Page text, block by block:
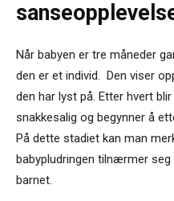
Når babyen er tre måneder
den er et individ. Den viser
den har lyst på. Etter hvert
snakkesalig og begynner å
På dette stadiet kan man
babypludringen tilnærmer
barnet.